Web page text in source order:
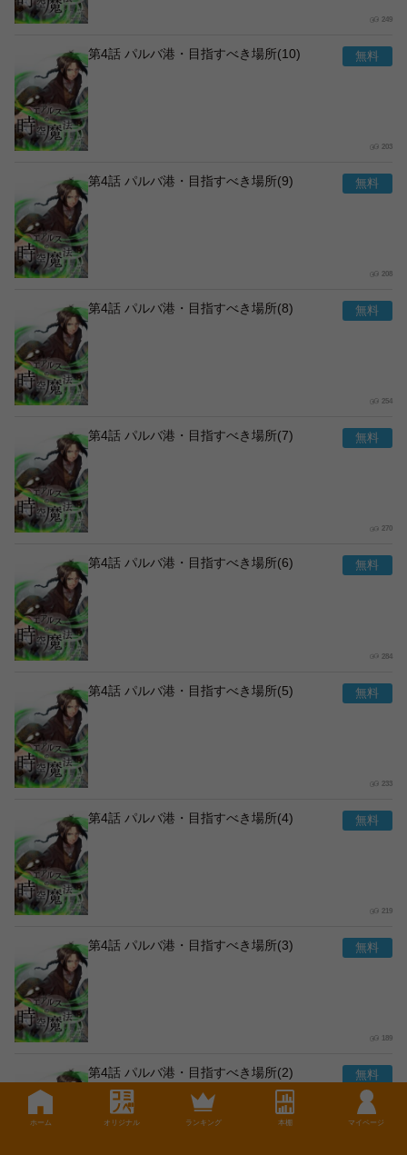
249
第4話 パルバ港・目指すべき場所(10)
203
第4話 パルバ港・目指すべき場所(9)
208
第4話 パルバ港・目指すべき場所(8)
254
第4話 パルバ港・目指すべき場所(7)
270
第4話 パルバ港・目指すべき場所(6)
284
第4話 パルバ港・目指すべき場所(5)
233
第4話 パルバ港・目指すべき場所(4)
219
第4話 パルバ港・目指すべき場所(3)
189
第4話 パルバ港・目指すべき場所(2)
ホーム オリジナル ランキング 本棚 マイページ